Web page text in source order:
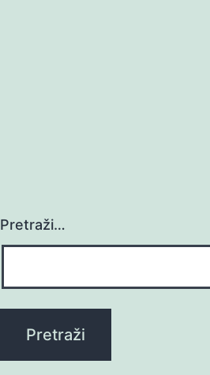
Pretraži…